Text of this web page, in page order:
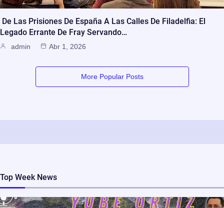
De Las Prisiones De España A Las Calles De Filadelfia: El
Legado Errante De Fray Servando…
admin Abr 1, 2026
More Popular Posts
Top Week News